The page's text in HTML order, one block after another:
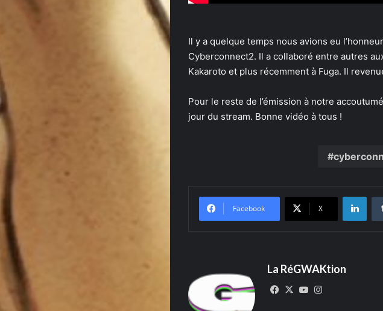
Il y a quelque temps nous avions eu
Cyberconnect2. Il a collaboré entre autres
Kakaroto et plus récemment à Fuga. Il
Pour le reste de l’émission à notre
jour du stream. Bonne vidéo à tous !
Facebook X
La RéGWAKtion
Facebook
X YouTube